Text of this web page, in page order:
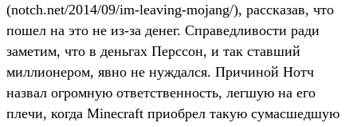
(notch.net/2014/09/im-leaving-mojang/), рассказав, что
пошел на это не из-за денег. Справедливости ради
заметим, что в деньгах Перссон, и так ставший
миллионером, явно не нуждался. Причиной Нотч
назвал огромную ответственность, легшую на его
плечи, когда Minecraft приобрел такую сумасшедшую